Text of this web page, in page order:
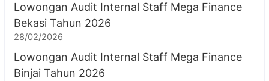
Lowongan Audit Internal Staff Mega Finance
Bekasi Tahun 2026
28/02/2026
Lowongan Audit Internal Staff Mega Finance
Binjai Tahun 2026